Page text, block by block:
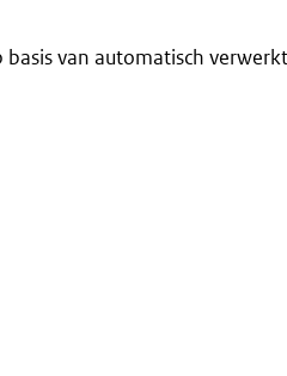
van automatisch